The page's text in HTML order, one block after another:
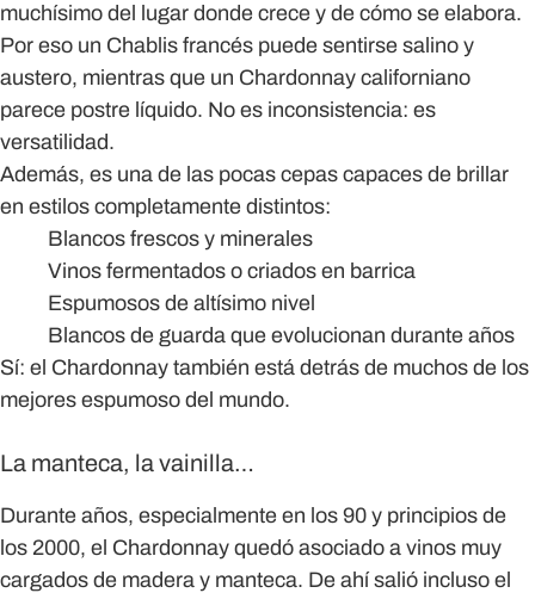
muchísimo del lugar donde crece y de cómo se elabora.
Por eso un Chablis francés puede sentirse salino y
austero, mientras que un Chardonnay californiano
parece postre líquido. No es inconsistencia: es
versatilidad.
Además, es una de las pocas cepas capaces de brillar
en estilos completamente distintos:
Blancos frescos y minerales
Vinos fermentados o criados en barrica
Espumosos de altísimo nivel
Blancos de guarda que evolucionan durante años
Sí: el Chardonnay también está detrás de muchos de los
mejores espumoso del mundo.
La manteca, la vainilla…
Durante años, especialmente en los 90 y principios de
los 2000, el Chardonnay quedó asociado a vinos muy
cargados de madera y manteca. De ahí salió incluso el